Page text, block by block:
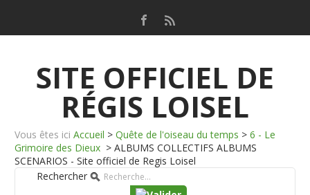
SITE OFFICIEL DE
RÉGIS LOISEL
Vous êtes ici Accueil > Quête de l'oiseau du temps > 6 - Le
Grimoire des Dieux > ALBUMS COLLECTIFS ALBUMS
SCENARIOS - Site officiel de Regis Loisel
Rechercher